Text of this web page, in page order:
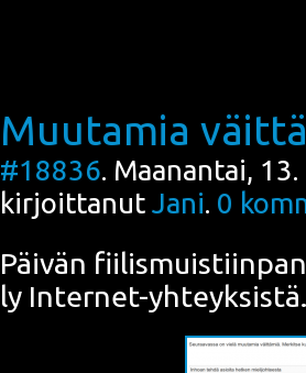
Muutamia
#18836. Maanantai,
kirjoittanut Jani. 0
Päi­vän
ly Inter­net-